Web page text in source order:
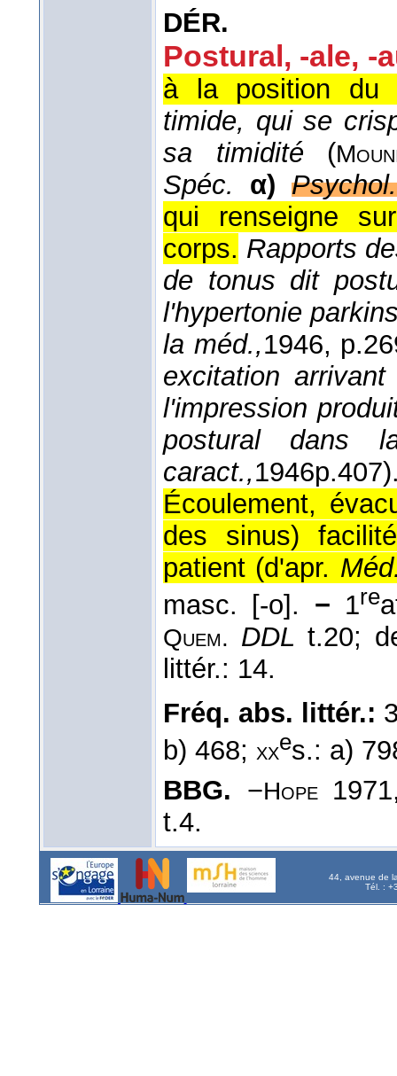
DÉR.
Postural, -ale, -
à la position du
timide, qui se
sa timidité (
Spéc. α) Psychol.
qui renseigne
corps. Rapports
de tonus dit
l'hypertonie
la méd.,1946,
excitation
l'impression
postural dans
caract.,1946
Écoulement,
des sinus)
patient (d'apr.
masc. [-o]. − 1re
Quem. DDL t.20;
littér.: 14.
Fréq. abs. littér.:
b) 468; xxes.: a)
BBG. −Hope
t.4.
44, avenue de
Tél. :